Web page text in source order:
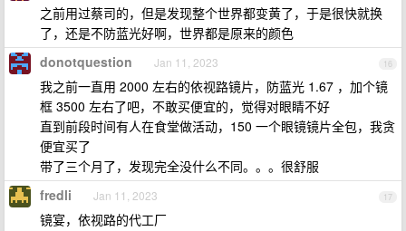
之前用过蔡司的，但是发现整个世界都变黄了，于是很快就换
了，还是不防蓝光好啊，世界都是原来的颜色
16
donotquestion Jan 11, 2023
我之前一直用 2000 左右的依视路镜片，防蓝光 1.67 ，加个镜
框 3500 左右了吧，不敢买便宜的，觉得对眼睛不好
直到前段时间有人在食堂做活动，150 一个眼镜镜片全包，我贪
便宜买了
带了三个月了，发现完全没什么不同。。。很舒服
17
fredli Jan 11, 2023
镜宴，依视路的代工厂